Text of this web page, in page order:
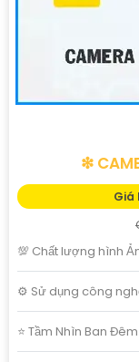
❇
Giá
💯 Chất lượng hình
⚙ Sử dụng công
⭐ Tầm Nhìn Ban Đêm